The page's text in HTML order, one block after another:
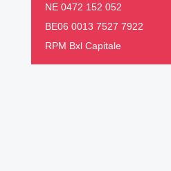
NE 0472 152 052
BE06 0013 7527 7922
RPM Bxl Capitale